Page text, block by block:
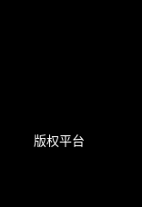
版权平台